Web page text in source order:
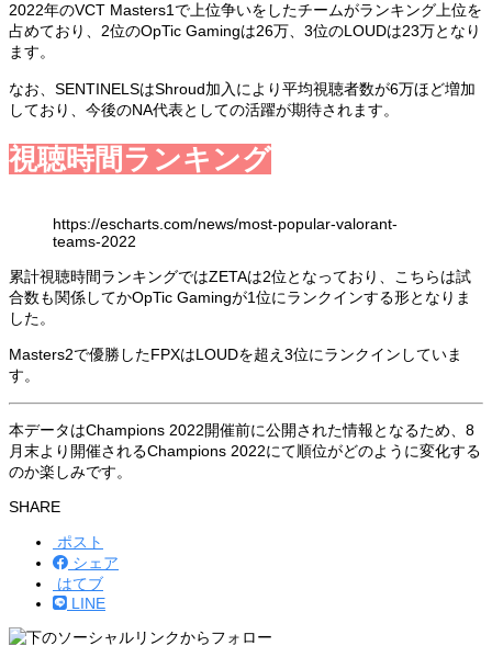
2022年のVCT Masters1で上位争いをしたチームがランキング上位を
占めており、2位のOpTic Gamingは26万、3位のLOUDは23万となり
ます。
なお、SENTINELSはShroud加入により平均視聴者数が6万ほど増加
しており、今後のNA代表としての活躍が期待されます。
視聴時間ランキング
https://escharts.com/news/most-popular-valorant-
teams-2022
累計視聴時間ランキングではZETAは2位となっており、こちらは試
合数も関係してかOpTic Gamingが1位にランクインする形となりま
した。
Masters2で優勝したFPXはLOUDを超え3位にランクインしていま
す。
本データはChampions 2022開催前に公開された情報となるため、8
月末より開催されるChampions 2022にて順位がどのように変化する
のか楽しみです。
SHARE
ポスト
シェア
はてブ
LINE